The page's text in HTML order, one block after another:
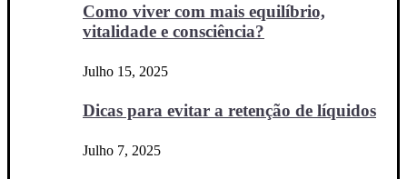
Como viver com mais equilíbrio,
vitalidade e consciência?
Julho 15, 2025
Dicas para evitar a retenção de líquidos
Julho 7, 2025